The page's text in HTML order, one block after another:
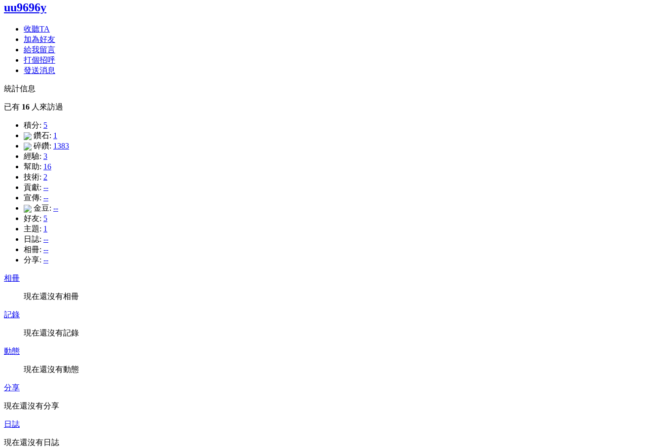
uu9696y
收聽TA
加為好友
給我留言
打個招呼
發送消息
統計信息
已有 16 人來訪過
積分: 5
鑽石: 1
碎鑽: 1383
經驗: 3
幫助: 16
技術: 2
貢獻: --
宣傳: --
金豆: --
好友: 5
主題: 1
日誌: --
相冊: --
分享: --
相冊
現在還沒有相冊
記錄
現在還沒有記錄
動態
現在還沒有動態
分享
現在還沒有分享
日誌
現在還沒有日誌